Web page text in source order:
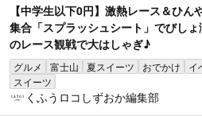
【中学生以下0円】激熱レース＆ひん
集合「スプラッシュシート」でびし
のレース観戦で大はしゃぎ♪
グルメ 富士山 夏スイーツ おでかけ
イ
スイーツ
くふうロコしずおか編集部